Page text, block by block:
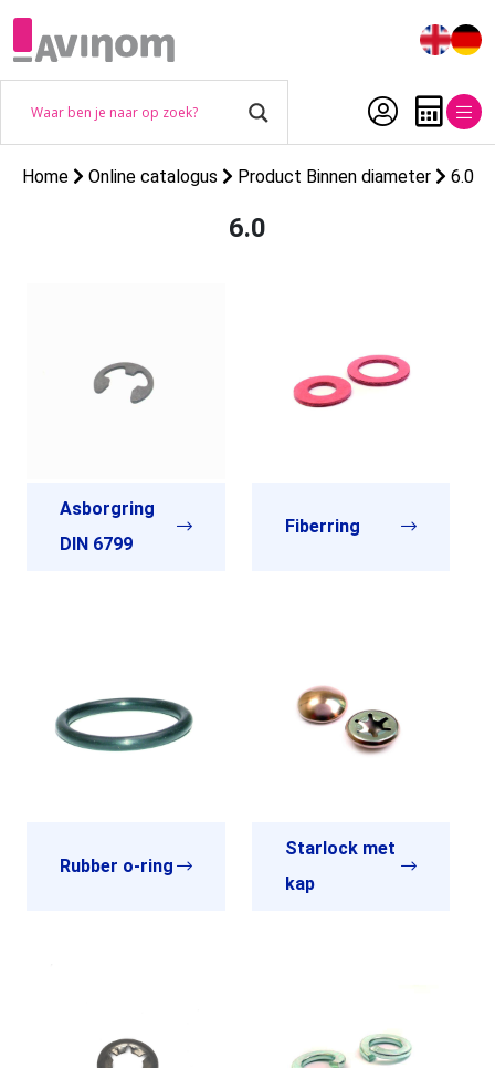
Home Online catalogus Product Binnen diameter 6.0
6.0
Asborgring
DIN 6799
Fiberring
Rubber o-ring
Starlock met
kap